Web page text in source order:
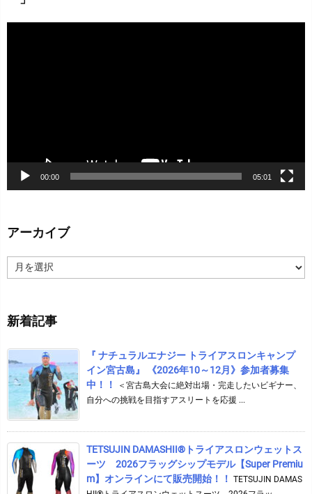
00:00 05:01
アーカイブ
ー
ブ
新着記事
『 ナチュラルエナジー トライアスロンキャンプ
イン宮古島』 《2026年10～12月》参加者募集
中！！
＜宮古島大会に絶対出場・完走したいビギナー、
自分への挑戦を目指すアスリートを応援 ...
TETSUJIN DAMASHII®︎トライアスロンウェットス
ーツ 2026フラッグシップモデル【Super Premiu
m】オンラインにて販売開始！！ TETSUJIN DAMAS